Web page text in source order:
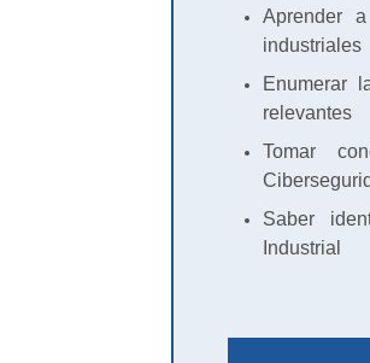
Aprender
industriales
Enumerar
relevantes
Tomar
Saber
Industrial